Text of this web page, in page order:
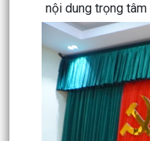
nội dung trọng